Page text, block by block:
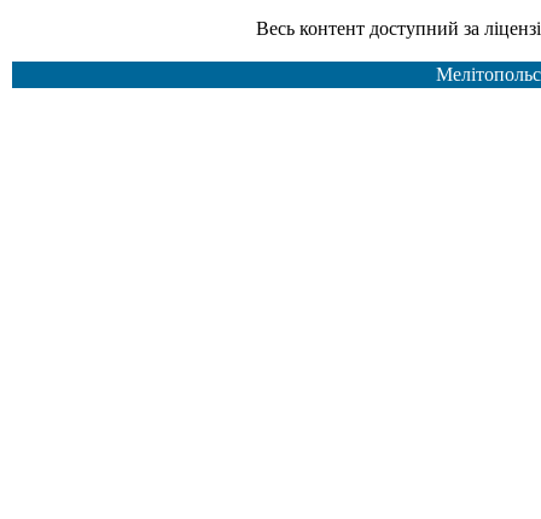
Весь контент доступний за ліцензією Creative